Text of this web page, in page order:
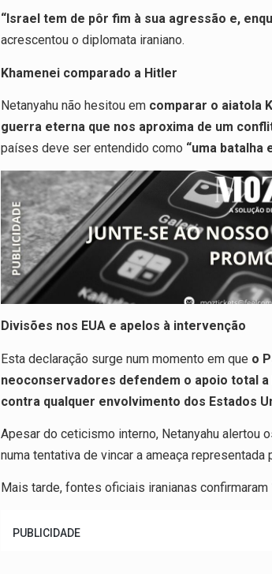
“Israel tem de pôr fim à sua agressão e,
acrescentou o diplomata iraniano.
Khamenei comparado a Hitler
Netanyahu não hesitou em comparar o aiatola
guerra eterna que nos aproxima de um
países deve ser entendido como “uma batalha
Divisões nos EUA e apelos à intervenção
Esta declaração surge num momento em que o
neoconservadores defendem o apoio total a
contra qualquer envolvimento dos Estados
Apesar do ceticismo interno, Netanyahu alertou
numa tentativa de vincar a ameaça representada
Mais tarde, fontes oficiais iranianas confirmaram
PUBLICIDADE